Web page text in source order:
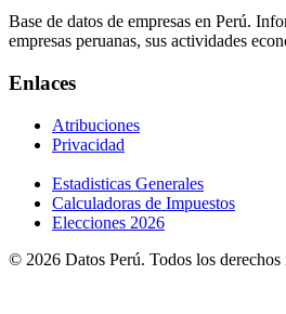
Base de datos de empresas en Perú.
empresas peruanas, sus actividades
Enlaces
Atribuciones
Privacidad
Estadisticas Generales
Calculadoras de Impuestos
Elecciones 2026
© 2026 Datos Perú. Todos los derechos